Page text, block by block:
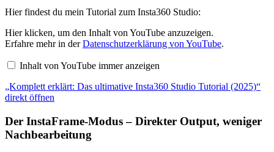
Hier findest du mein Tutorial zum Insta360 Studio:
„Komplett
erklärt:
Das
ultimative
Insta360
Tutorial
(2025)“
von
anzeigen
Hier klicken, um den Inhalt von YouTube anzuzeigen.
Erfahre mehr in derDatenschutzerklärung von YouTube.
Inhalt von YouTube immer anzeigen
„Komplett erklärt: Das ultimative Insta360 Studio Tutorial (2025)“
direkt öffnen
Der InstaFrame-Modus – Direkter Output, weniger
Nachbearbeitung